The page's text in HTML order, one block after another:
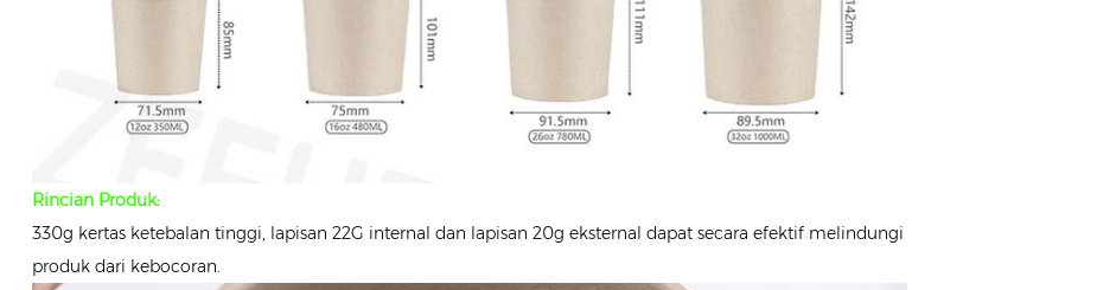
Rincian Produk:
330g kertas ketebalan tinggi, lapisan 22G internal dan lapisan 20g eksternal dapat secara efektif melindungi
produk dari kebocoran.